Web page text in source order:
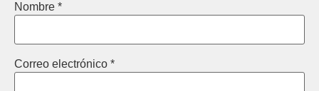
Nombre *
Correo electrónico *